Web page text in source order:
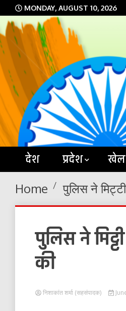
Skip
to
content
MONDAY, AUGUST 10, 2026
देश प्रदेश खेल
Home पुलिस ने
पुलिस ने
की
निशाकांत शर्मा (सहसंपादक)